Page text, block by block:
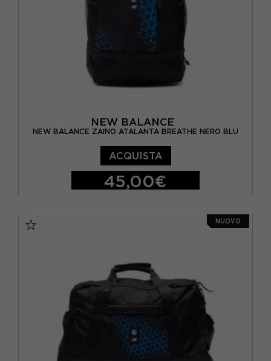
NEW BALANCE
NEW BALANCE ZAINO ATALANTA BREATHE NERO BLU
ACQUISTA
45,00€
NUOVO